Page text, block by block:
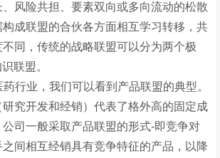
风险共担、要素双向或多向流动的松散
成联盟的合伙各方面相互学习转移，共
同，传统的战略联盟可以分为两个极
联盟。
行业，我们可以看到产品联盟的典型。
究开发和经销）代表了格外高的固定成
司一般采取产品联盟的形式-即竞争对
间相互经销具有竞争特征的产品，以降